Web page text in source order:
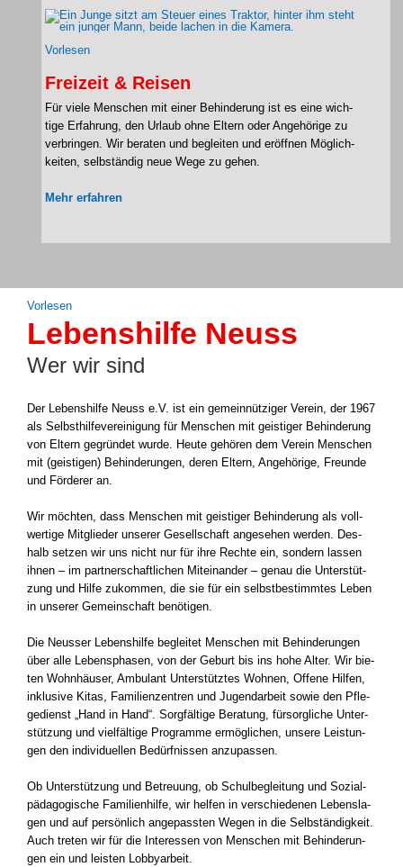
Vor­le­sen
Freizeit & Reisen
Für vie­le Men­schen mit einer Behin­de­rung ist es eine wich­
ti­ge Erfah­rung, den Urlaub ohne Eltern oder Ange­hö­ri­ge zu
ver­brin­gen. Wir bera­ten und beglei­ten und eröff­nen Mög­lich­
kei­ten, selb­stän­dig neue Wege zu gehen.
Mehr erfah­ren
Vor­le­sen
Lebenshilfe Neuss
Wer wir sind
Der Lebens­hil­fe Neuss e.V. ist ein gemein­nüt­zi­ger Ver­ein, der 1967
als Selbst­hil­fe­ver­ei­ni­gung für Men­schen mit geis­ti­ger Behin­de­rung
von Eltern gegrün­det wur­de. Heu­te gehö­ren dem Ver­ein Men­schen
mit (geis­ti­gen) Behin­de­run­gen, deren Eltern, Ange­hö­ri­ge, Freun­de
und För­de­rer an.
Wir möch­ten, dass Men­schen mit geis­ti­ger Behin­de­rung als voll­
wer­ti­ge Mit­glie­der unse­rer Gesell­schaft ange­se­hen wer­den. Des­
halb set­zen wir uns nicht nur für ihre Rech­te ein, son­dern las­sen
ihnen – im part­ner­schaft­li­chen Mit­ein­an­der – genau die Unter­stüt­
zung und Hil­fe zukom­men, die sie für ein selbst­be­stimm­tes Leben
in unse­rer Gemein­schaft benö­ti­gen.
Die Neus­ser Lebens­hil­fe beglei­tet Men­schen mit Behin­de­run­gen
über alle Lebens­pha­sen, von der Geburt bis ins hohe Alter. Wir bie­
ten Wohn­häu­ser, Ambu­lant Unter­stütz­tes Woh­nen, Offe­ne Hil­fen,
inklu­si­ve Kitas, Fami­li­en­zen­tren und Jugend­ar­beit sowie den Pfle­
ge­dienst „Hand in Hand“. Sorg­fäl­ti­ge Bera­tung, für­sorg­li­che Unter­
stüt­zung und viel­fäl­ti­ge Pro­gram­me ermög­li­chen, unse­re Leis­tun­
gen den indi­vi­du­el­len Bedürf­nis­sen anzu­pas­sen.
Ob Unter­stüt­zung und Betreu­ung, ob Schul­be­glei­tung und Sozi­al­
päd­ago­gi­sche Fami­li­en­hil­fe, wir hel­fen in ver­schie­de­nen Lebens­la­
gen und auf per­sön­lich ange­pass­ten Wegen in die Selb­stän­dig­keit.
Auch tre­ten wir für die Inter­es­sen von Men­schen mit Behin­de­run­
gen ein und leis­ten Lob­by­ar­beit.